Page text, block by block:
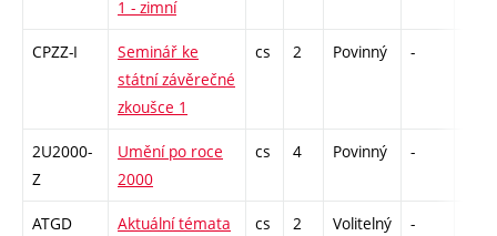
1 - zimní
CPZZ-I
Seminář ke
státní závěrečné
zkoušce 1
cs 2 Povinný -
2U2000-
Z
Umění po roce
2000
cs 4 Povinný -
ATGD
Aktuální témata
cs 2 Volitelný -